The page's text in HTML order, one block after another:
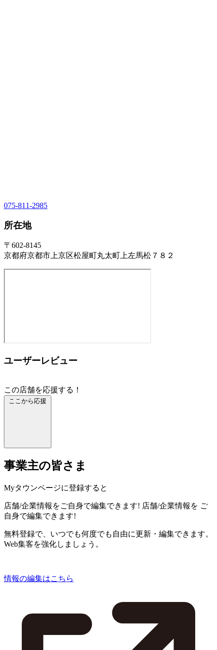
075-811-2985
所在地
〒602-8145
京都府京都市上京区松屋町丸太町上左馬松７８２
ユーザーレビュー
この店舗を応援する！
ここから応援
事業主の皆さま
Myタウンページに登録すると
店舗/企業情報をご自身で編集できます! 店舗/企業情報を ご
自身で編集できます!
無料登録で、いつでも何度でも自由に更新・編集できます。
Web集客を強化しましょう。
情報の編集はこちら